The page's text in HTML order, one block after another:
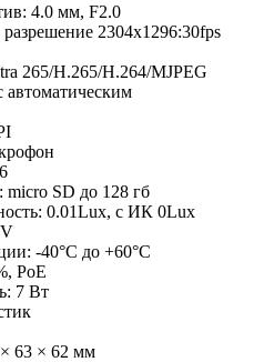
4.0 мм, F2.0
2304x1296:30fps
265/H.265/H.264/MJPEG
micro SD до 128 гб
0.01Lux, c ИК 0Lux
-40°C до +60°C
PoE
7 Вт
63 × 62 мм